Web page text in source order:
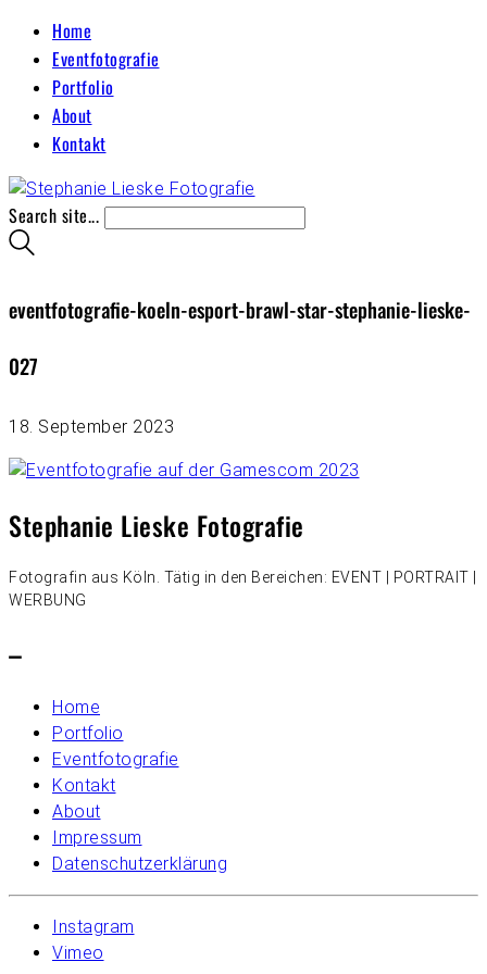
Home
Eventfotografie
Portfolio
About
Kontakt
Search site...
eventfotografie-koeln-esport-brawl-star-stephanie-lieske-
027
18. September 2023
Stephanie Lieske Fotografie
Fotografin aus Köln. Tätig in den Bereichen: EVENT | PORTRAIT |
WERBUNG
–
Home
Portfolio
Eventfotografie
Kontakt
About
Impressum
Datenschutzerklärung
Instagram
Vimeo